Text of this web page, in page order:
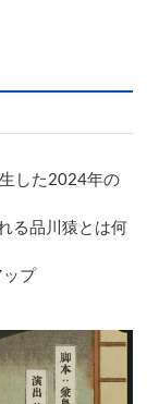
した2024年の
る品川猿とは何
プ